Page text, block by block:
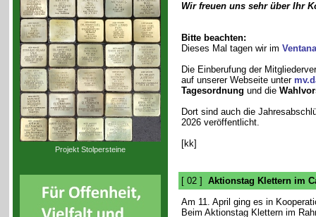
Projekt Stolpersteine
Wir freuen uns sehr über Ihr
Bitte beachten:
Dieses Mal tagen wir im
Die Einberufung der
auf unserer Webseite unter
Tagesordnung und die
Dort sind auch die
2026 veröffentlicht.
[kk]
[ 02 ] Aktionstag Klettern im
Am 11. April ging es in
Beim Aktionstag Klettern im